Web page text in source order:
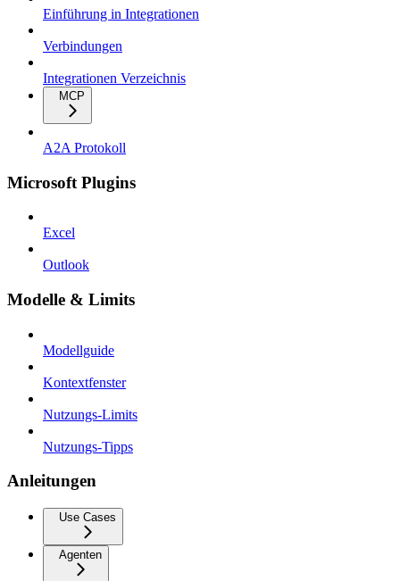
Einführung in Integrationen
Verbindungen
Integrationen Verzeichnis
MCP
A2A Protokoll
Microsoft Plugins
Excel
Outlook
Modelle & Limits
Modellguide
Kontextfenster
Nutzungs-Limits
Nutzungs-Tipps
Anleitungen
Use Cases
Agenten